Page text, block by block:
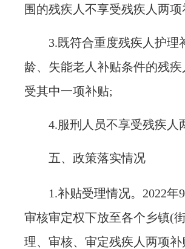
围的残疾人不享受残疾人两项
3.既符合重度残疾人护理
龄、失能老人补贴条件的残
受其中一项补贴;
4.服刑人员不享受残疾人
五、政策落实情况
1.补贴受理情况。 2022年9
审核审定权下放至各个乡镇(
理、审核、审定残疾人两项